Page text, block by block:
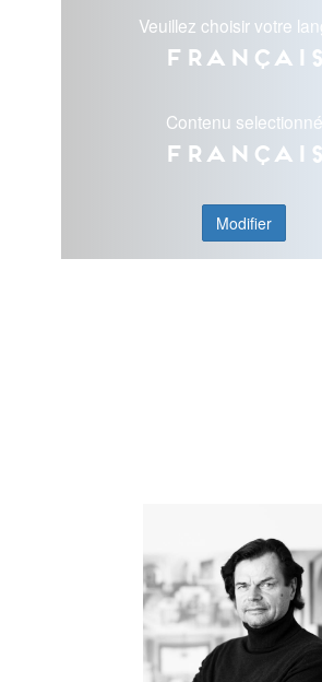
Veuillez choisir votre
Français
Contenu selectionné
Français
Modifier